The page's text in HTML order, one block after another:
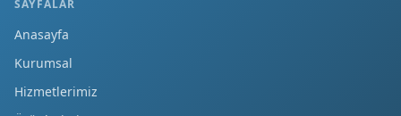
SAYFALAR
Anasayfa
Kurumsal
Hizmetlerimiz